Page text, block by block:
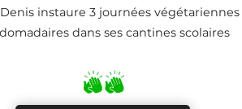
instaure 3 journées végétariennes
dans ses cantines scolaires